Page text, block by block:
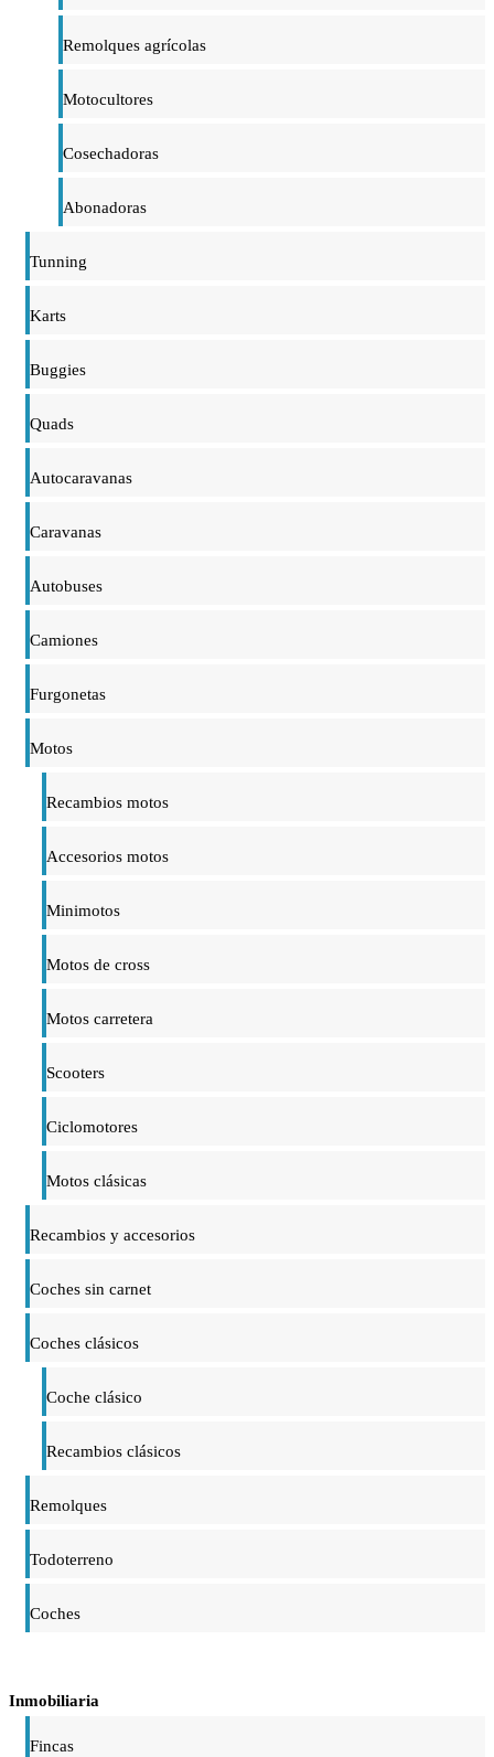
Remolques agrícolas
Motocultores
Cosechadoras
Abonadoras
Tunning
Karts
Buggies
Quads
Autocaravanas
Caravanas
Autobuses
Camiones
Furgonetas
Motos
Recambios motos
Accesorios motos
Minimotos
Motos de cross
Motos carretera
Scooters
Ciclomotores
Motos clásicas
Recambios y accesorios
Coches sin carnet
Coches clásicos
Coche clásico
Recambios clásicos
Remolques
Todoterreno
Coches
Inmobiliaria
Fincas